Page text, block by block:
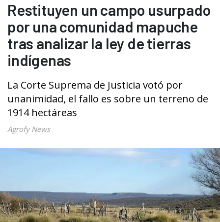
Restituyen un campo usurpado
por una comunidad mapuche
tras analizar la ley de tierras
indígenas
La Corte Suprema de Justicia votó por
unanimidad, el fallo es sobre un terreno de
1914 hectáreas
Agrofy News